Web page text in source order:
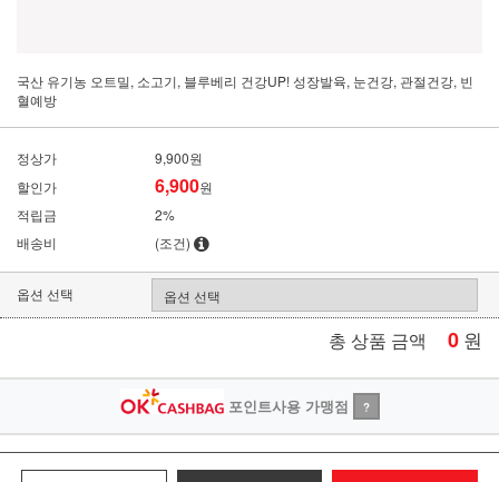
국산 유기농 오트밀, 소고기, 블루베리 건강UP! 성장발육, 눈건강, 관절건강, 빈
혈예방
정상가
9,900원
할인가
6,900원
적립금
2%
배송비
(조건)
옵션 선택
총 상품 금액 0 원
포인트사용 가맹점 ?